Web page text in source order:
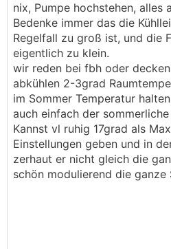
nix, Pumpe hochstehen, alles
Bedenke immer das die
Regelfall zu groß ist, und die
eigentlich zu klein.
wir reden bei fbh oder
abkühlen 2-3grad
im Sommer Temperatur
auch einfach der
Kannst vl ruhig 17grad als
Einstellungen geben und in
zerhaut er nicht gleich die
schön modulierend die ganze